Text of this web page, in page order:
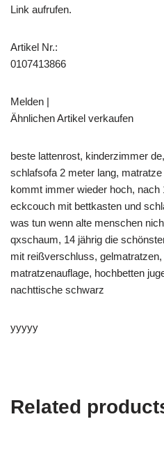
Link aufrufen.
Artikel Nr.:
0107413866
Melden |
Ähnlichen Artikel verkaufen
beste lattenrost, kinderzimmer
schlafsofa 2 meter lang,
kommt immer wieder hoch, nach
eckcouch mit bettkasten und
was tun wenn alte menschen
qxschaum, 14 jährig die
mit reißverschluss,
matratzenauflage, hochbetten
nachttische schwarz
yyyyy
Related